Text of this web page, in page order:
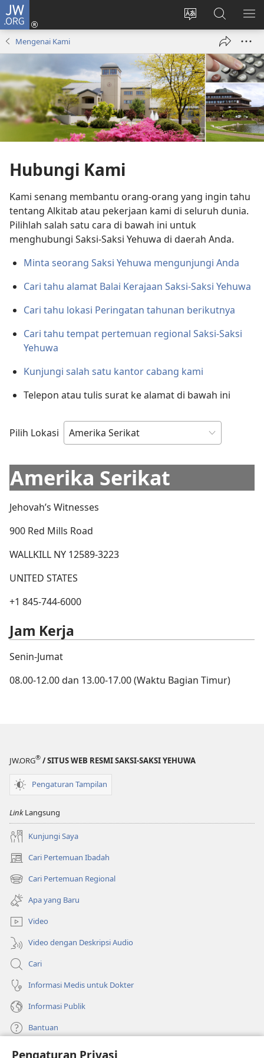
Pengaturan Privasi
JW.ORG
Ganti
bahasa
Log
window
baru)
Cari
di
JW.ORG
Mengenai Kami
Hubungi Kami
Kami senang membantu orang-orang yang ingin tahu
tentang Alkitab atau pekerjaan kami di seluruh dunia.
Pilihlah salah satu cara di bawah ini untuk
menghubungi Saksi-Saksi Yehuwa di daerah Anda.
Minta seorang Saksi Yehuwa mengunjungi Anda
Cari tahu alamat Balai Kerajaan Saksi-Saksi Yehuwa
Cari tahu lokasi Peringatan tahunan berikutnya
Cari tahu tempat pertemuan regional Saksi-Saksi
Yehuwa
Kunjungi salah satu kantor cabang kami
Telepon atau tulis surat ke alamat di bawah ini
Pilih Lokasi
Amerika Serikat
Jehovah’s Witnesses
900 Red Mills Road
WALLKILL NY 12589-3223
UNITED STATES
+1 845-744-6000
Jam Kerja
Senin-Jumat
08.00-12.00 dan 13.00-17.00 (Waktu Bagian Timur)
JW.ORG® / SITUS WEB RESMI SAKSI-SAKSI YEHUWA
Pengaturan Tampilan
LinkLangsung
Kunjungi Saya
Cari Pertemuan Ibadah
(terbuka
di
window
baru)
Cari Pertemuan Regional
(terbuka
di
window
baru)
Apa yang Baru
Video
Video dengan Deskripsi Audio
Cari
Informasi Medis untuk Dokter
Informasi Publik
Bantuan